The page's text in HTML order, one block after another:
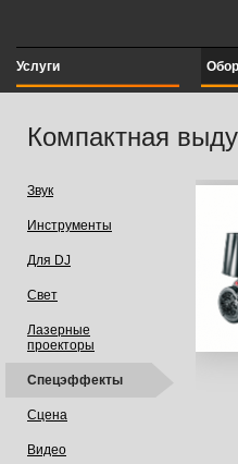
Услуги
Компактная
Звук
Инструменты
Для DJ
Свет
Лазерные
проекторы
Спецэффекты
Сцена
Видео